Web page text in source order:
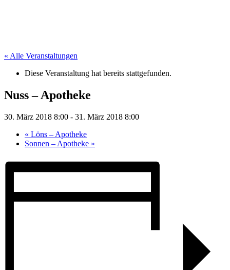
« Alle Veranstaltungen
Diese Veranstaltung hat bereits stattgefunden.
Nuss – Apotheke
30. März 2018 8:00 - 31. März 2018 8:00
« Löns – Apotheke
Sonnen – Apotheke »